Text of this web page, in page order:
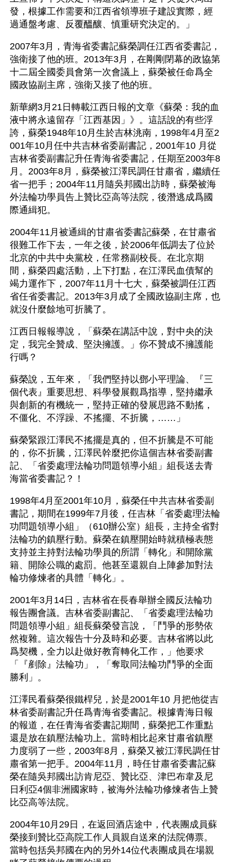
發，根據工作需要和江西省領導班子建設實際，經
過通盤考慮、反覆醞釀、慎重研究決定的。」
2007年3月，青海省委書記蘇榮調任江西省委書記，
強衛接了他的班。2013年3月，在剛剛閉幕的政協第
十二屆全國委員會第一次會議上，蘇榮被任命爲全
國政協副主席，強衛又接了他的班。
新華網3月21日轉載江西日報的文章《蘇榮：我的血
液中將永遠留存「江西基因」》。這話說的有些浮
誇，蘇榮1948年10月生於吉林洮南，1998年4月至2
001年10月任中共吉林省委副書記，2001年10 月從
吉林省委副書記升任青海省委書記，任期至2003年8
月。2003年8月，蘇榮被江澤民調任甘肅省，繼續任
省一把手；2004年11月隨吳邦國出訪時，蘇榮被海
外法輪功學員告上贊比亞高等法院，後潛逃成爲國
際通緝犯。
2004年11月被通緝的甘肅省委書記蘇榮，在甘肅省
很難工作下去，一年之後，於2006年低調去了位於
北京的中共中央黨校，任常務副校長。在北京期
間，蘇榮四處活動，上下打點，在江澤民血債幫的
竭力運作下，2007年11月十七大，蘇榮被調任江西
省任省委書記。2013年3月成了全國政協副主席，也
就沒什麼餘地可折騰了。
江西日報報導說，「蘇榮在講話中說，對中央的決
定，我完全贊成、堅決擁護。」你不贊成不擁護能
行嗎？
蘇榮說，五年來，「我們堅持以鄧小平理論、『三
個代表』重要思想、科學發展觀爲指導，堅持繼承
與創新的有機統一，堅持正確的發展思路不動搖，
不僵化、不浮躁、不搖擺、不折騰，……」
蘇榮緊跟江澤民不搖擺是真的，但不折騰是不可能
的，你不折騰，江澤民幹麼把你這個吉林省委副書
記、「省委處理法輪功問題領導小組」組長送去青
海當省委書記？！
1998年4月至2001年10月，蘇榮任中共吉林省委副
書記，期間在1999年7月後，任吉林「省委處理法輪
功問題領導小組」（610辦公室）組長，主持全省對
法輪功的鎮壓行動。蘇榮在鎮壓開始時就積極表態
支持並主持對法輪功學員的所謂「轉化」和開除黨
籍、開除公職的處罰。他甚至還親自上陣參加對法
輪功修煉者的具體「轉化」。
2001年3月14日，吉林省在長春舉辦全國反法輪功
報告團會議。吉林省委副書記、「省委處理法輪功
問題領導小組」組長蘇榮發言說，「鬥爭的形勢依
然複雜。這次報告十分及時和必要。吉林省將以此
爲契機，全力以赴做好教育轉化工作，」他要求
「『剷除』法輪功」，「奪取同法輪功鬥爭的全面
勝利」。
江澤民看蘇榮很鐵桿兒，於是2001年10 月把他從吉
林省委副書記升任爲青海省委書記。根據青海日報
的報道，在任青海省委書記期間，蘇榮把工作重點
還是放在鎮壓法輪功上。當時相比起來甘肅省鎮壓
力度弱了一些，2003年8月，蘇榮又被江澤民調任甘
肅省第一把手。2004年11月，時任甘肅省委書記蘇
榮在隨吳邦國出訪肯尼亞、贊比亞、津巴布韋及尼
日利亞4個非洲國家時，被海外法輪功修煉者告上贊
比亞高等法院。
2004年10月29日，在返回酒店途中，代表團成員蘇
榮接到贊比亞高院工作人員親自送來的法院傳票。
當時包括吳邦國在內的另外14位代表團成員在場親